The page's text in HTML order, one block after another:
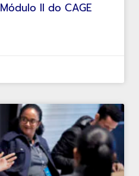
II do CAGE